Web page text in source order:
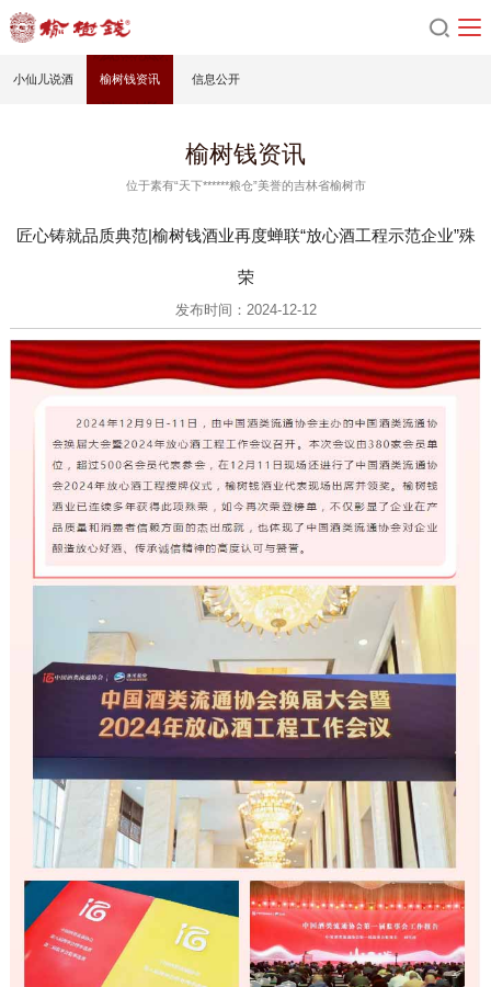
小仙儿说酒 榆树钱资讯 信息公开
榆树钱资讯
位于素有“天下******粮仓”美誉的吉林省榆树市
匠心铸就品质典范|榆树钱酒业再度蝉联“放心酒工程示范企业”殊
荣
发布时间：2024-12-12